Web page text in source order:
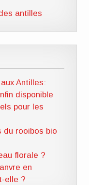
antilles
Antilles:
disponible
pour les
du rooibos bio
florale ?
en
elle ?